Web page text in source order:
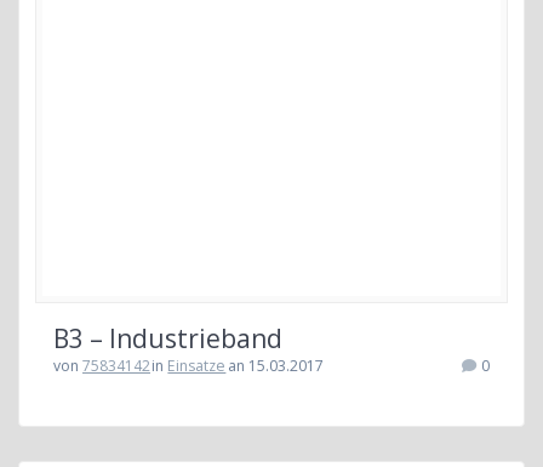
B3 – Industrieband
von 75834142in Einsatze an 15.03.2017 0